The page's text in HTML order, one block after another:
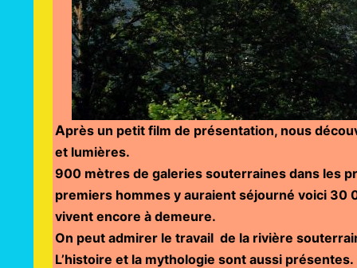
Après un petit film de présentation, nous
et lumières.
900 mètres de galeries souterraines dans les
premiers hommes y auraient séjourné voici 30
vivent encore à demeure.
On peut admirer le travail de la rivière
L’histoire et la mythologie sont aussi